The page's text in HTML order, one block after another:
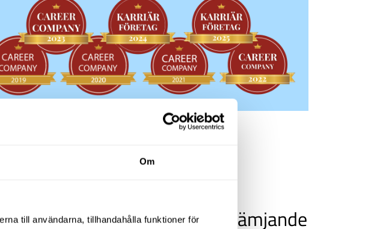
Om
till användarna, tillhandahålla funktioner för
i fokus
Sociala och hälsofrämjande